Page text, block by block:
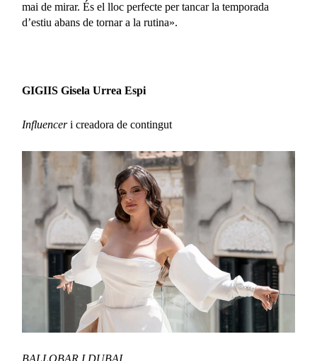
mai de mirar. És el lloc perfecte per tancar la temporada
d’estiu abans de tornar a la rutina».
GIGIIS Gisela Urrea Espi
Influenceri creadora de contingut
BALLOBAR I DUBAI